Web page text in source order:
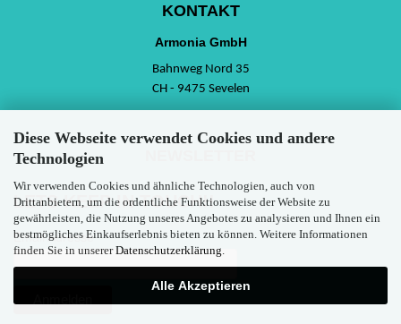
Diese Webseite verwendet Cookies und andere
Technologien
Wir verwenden Cookies und ähnliche Technologien, auch von
Drittanbietern, um die ordentliche Funktionsweise der Website zu
gewährleisten, die Nutzung unseres Angebotes zu analysieren und Ihnen ein
bestmögliches Einkaufserlebnis bieten zu können. Weitere Informationen
finden Sie in unsererDatenschutzerklärung.
Alle Akzeptieren
KONTAKT
Armonia GmbH
Bahnweg Nord 35
CH - 9475 Sevelen
LETS KEEP IN TOUCH!!
Email Adresse